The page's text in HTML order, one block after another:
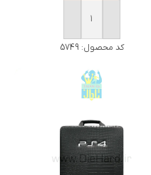
افزودن به سبد خرید
کد محصول:5749